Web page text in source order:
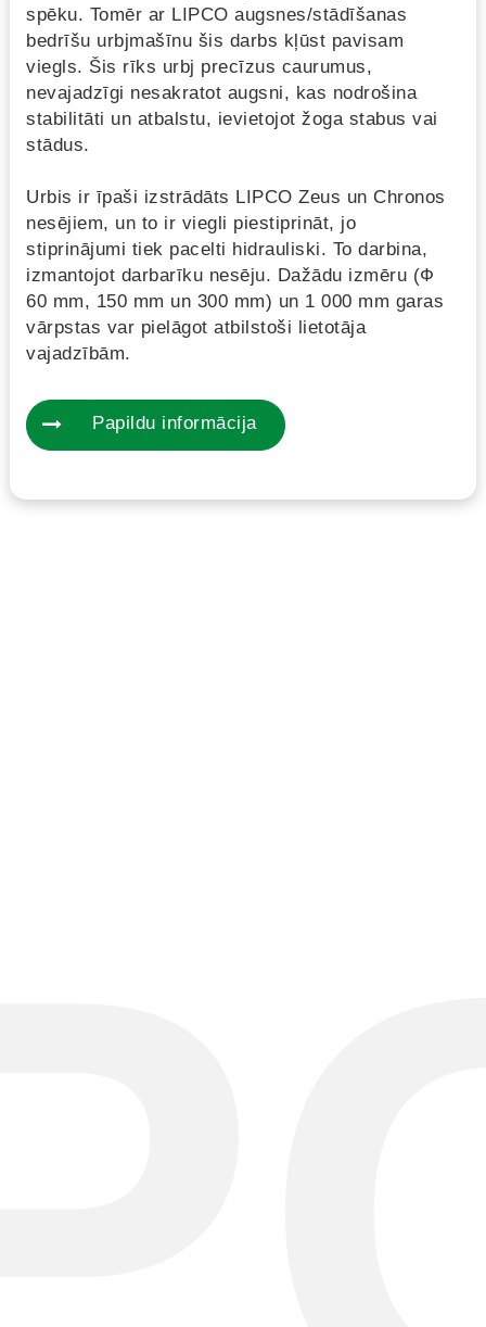
spēku. Tomēr ar LIPCO augsnes/stādīšanas
bedrīšu urbjmašīnu šis darbs kļūst pavisam
viegls. Šis rīks urbj precīzus caurumus,
nevajadzīgi nesakratot augsni, kas nodrošina
stabilitāti un atbalstu, ievietojot žoga stabus vai
stādus.
Urbis ir īpaši izstrādāts LIPCO Zeus un Chronos
nesējiem, un to ir viegli piestiprināt, jo
stiprinājumi tiek pacelti hidrauliski. To darbina,
izmantojot darbarīku nesēju. Dažādu izmēru (Ф
60 mm, 150 mm un 300 mm) un 1 000 mm garas
vārpstas var pielāgot atbilstoši lietotāja
vajadzībām.
Papildu informācija